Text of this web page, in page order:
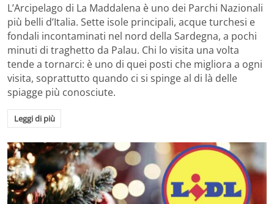
L’Arcipelago di La Maddalena è uno dei Parchi Nazionali
più belli d’Italia. Sette isole principali, acque turchesi e
fondali incontaminati nel nord della Sardegna, a pochi
minuti di traghetto da Palau. Chi lo visita una volta
tende a tornarci: è uno di quei posti che migliora a ogni
visita, soprattutto quando ci si spinge al di là delle
spiagge più conosciute.
Leggi di più